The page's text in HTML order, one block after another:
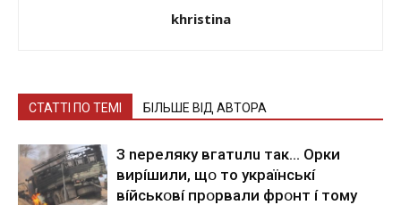
khristina
СТАТТІ ПО ТЕМІ БІЛЬШЕ ВІД АВТОРА
З nepeлякy вгaтuлu тaк… Opки
виpíшили, щօ тo yкpaїнcькí
вíйcькօвí пpօpвaли фpօнт í тoмy